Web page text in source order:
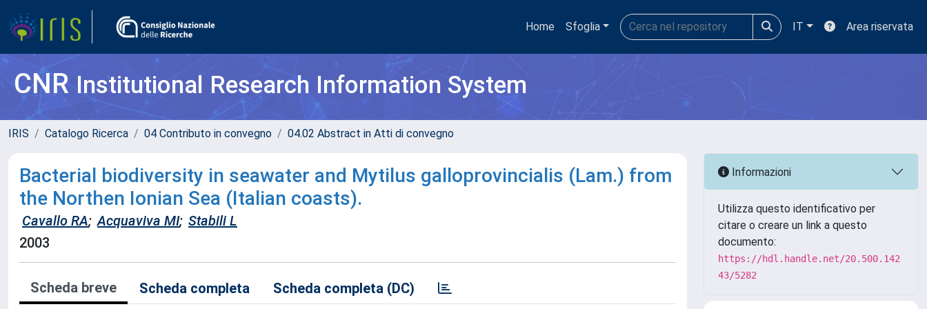
Home Sfoglia IT Area riservata
CNRInstitutional Research Information System
IRIS Catalogo Ricerca 04 Contributo in convegno 04.02 Abstract in Atti di convegno
Bacterial biodiversity in seawater and Mytilus galloprovincialis (Lam.) from
the Northen Ionian Sea (Italian coasts).
Cavallo RA; Acquaviva MI; Stabili L
2003
Scheda breve Scheda completa Scheda completa (DC)
Informazioni
Utilizza questo identificativo per
citare o creare un link a questo
documento:
https://hdl.handle.net/20.500.142
43/5282